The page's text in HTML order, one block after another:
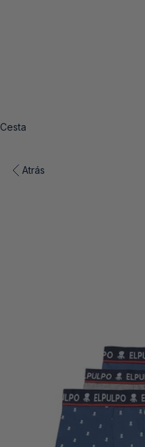
Cesta
Atrás